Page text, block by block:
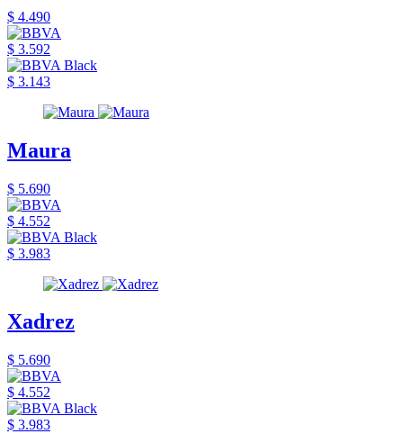
$ 4.490
$ 3.592
$ 3.143
Maura
$ 5.690
$ 4.552
$ 3.983
Xadrez
$ 5.690
$ 4.552
$ 3.983